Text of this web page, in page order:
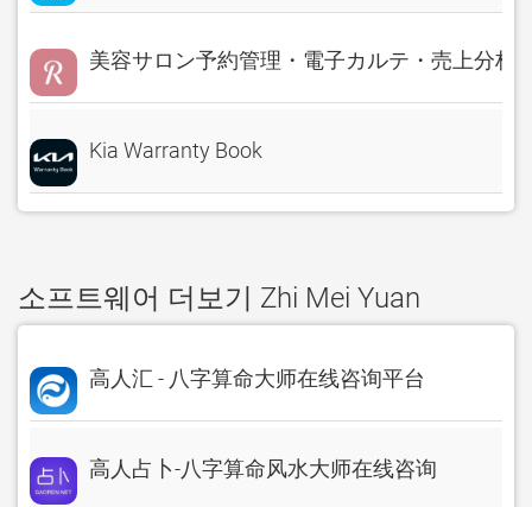
美容サロン予約管理・電子カルテ・売上分析
Kia Warranty Book
소프트웨어 더보기 Zhi Mei Yuan
高人汇 - 八字算命大师在线咨询平台
高人占卜-八字算命风水大师在线咨询